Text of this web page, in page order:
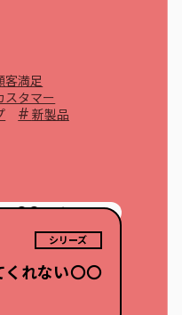
客満足
スタマー
# 新製品
シリーズ
くれない〇〇